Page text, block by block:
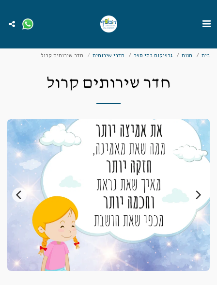
בית חנות גרפיקות בתי ספר חדרי שירותים חדר שירותים קרול
חדר שירותים קרול